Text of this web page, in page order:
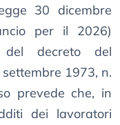
30 dicembre
per il 2026)
del decreto del
1973, n.
prevede che, in
dei lavoratori